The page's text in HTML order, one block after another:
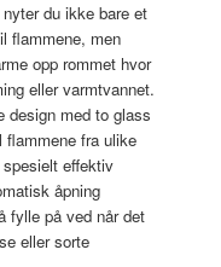
du ikke bare et
flammene, men
opp rommet hvor
eller varmtvannet.
design med to glass
flammene fra ulike
effektiv
åpning
fylle på ved når det
eller sorte